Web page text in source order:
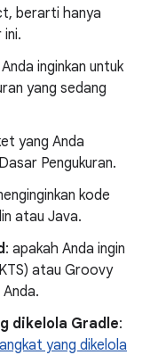
berarti hanya
inginkan untuk
yang sedang
yang Anda
Pengukuran.
kode
atau Java.
: apakah Anda ingin
atau Groovy
dikelola Gradle:
yang dikelola